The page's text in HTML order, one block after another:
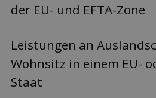
der EU- und EFTA-Zone
Leis­tungen an
Wohnsitz in einem EU-
Staat